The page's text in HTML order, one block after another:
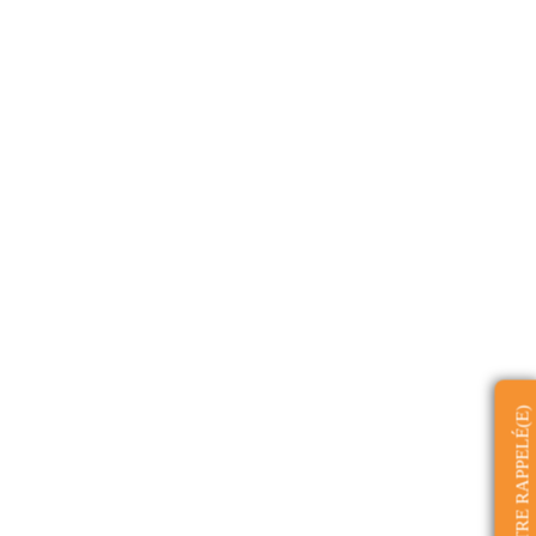
ÊTRE RAPPELÉ(E)